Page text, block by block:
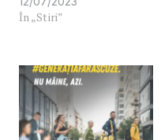
În „Stiri”